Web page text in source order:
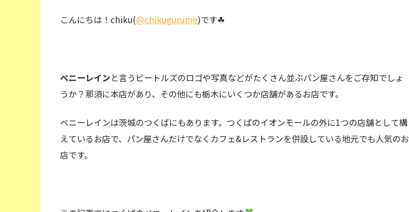
こんにちは！chiku(@chikugurume)です☘
ペニーレインと言うビートルズのロゴや写真などがたくさん並ぶパン屋さんをご存知でしょ
うか？那須に本店があり、その他にも栃木にいくつか店舗があるお店です。
ペニーレインは茨城のつくばにもあります。つくばのイオンモールの外に1つの店舗として構
えているお店で、パン屋さんだけでなくカフェ&レストランを併設している地元でも人気のお
店です。